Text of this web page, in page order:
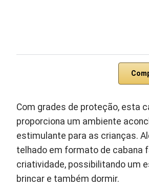
Com grades de proteção, esta
proporciona um ambiente
estimulante para as crianças.
telhado em formato de cabana
criatividade, possibilitando um
brincar e também dormir.